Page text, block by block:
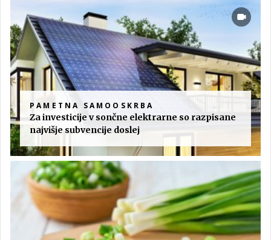
PAMETNA SAMOOSKRBA
Za investicije v sončne elektrarne so razpisane
najvišje subvencije doslej